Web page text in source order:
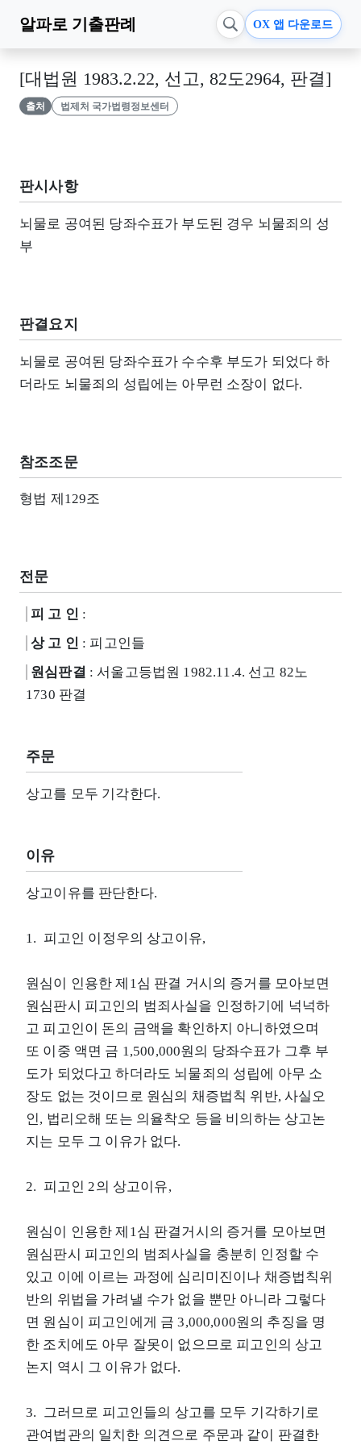
알파로 기출판례 OX 앱 다운로드
[대법원 1983.2.22, 선고, 82도2964, 판결]
출처 법제처 국가법령정보센터
판시사항
뇌물로 공여된 당좌수표가 부도된 경우 뇌물죄의 성
부
판결요지
뇌물로 공여된 당좌수표가 수수후 부도가 되었다 하
더라도 뇌물죄의 성립에는 아무런 소장이 없다.
참조조문
형법 제129조
전문
피 고 인 :
상 고 인 : 피고인들
원심판결 : 서울고등법원 1982.11.4. 선고 82노
1730 판결
주문
상고를 모두 기각한다.
이유
상고이유를 판단한다.
1. 피고인 이정우의 상고이유,
원심이 인용한 제1심 판결 거시의 증거를 모아보면
원심판시 피고인의 범죄사실을 인정하기에 넉넉하
고 피고인이 돈의 금액을 확인하지 아니하였으며
또 이중 액면 금 1,500,000원의 당좌수표가 그후 부
도가 되었다고 하더라도 뇌물죄의 성립에 아무 소
장도 없는 것이므로 원심의 채증법칙 위반, 사실오
인, 법리오해 또는 의율착오 등을 비의하는 상고논
지는 모두 그 이유가 없다.
2. 피고인 2의 상고이유,
원심이 인용한 제1심 판결거시의 증거를 모아보면
원심판시 피고인의 범죄사실을 충분히 인정할 수
있고 이에 이르는 과정에 심리미진이나 채증법칙위
반의 위법을 가려낼 수가 없을 뿐만 아니라 그렇다
면 원심이 피고인에게 금 3,000,000원의 추징을 명
한 조치에도 아무 잘못이 없으므로 피고인의 상고
논지 역시 그 이유가 없다.
3. 그러므로 피고인들의 상고를 모두 기각하기로
관여법관의 일치한 의견으로 주문과 같이 판결한